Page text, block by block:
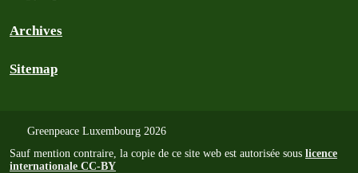
Archives
Sitemap
Greenpeace Luxembourg 2026
Sauf mention contraire, la copie de ce site web est autorisée sous licence
internationale CC-BY